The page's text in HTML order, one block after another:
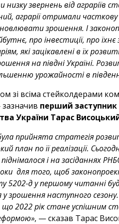
звернень від аграріїв
аграрії отримали
зрошення. І
про інвестиції, про
які зацікавлені в їх
на півдні Україні.
урожайності в
зі всіма стейколдерами
перший заступник
України Тарас
прийнята стратегія
план по її реалізації.
і на засіданнях
для того, щоб
5202-д у першому читанні
у зрошення наступного
що 2022 рік стане успішним
, — сказав Тарас